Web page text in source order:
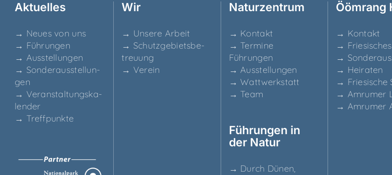
Aktu­el­les
→ Neu­es von uns
→ Füh­run­gen
→ Aus­stel­lun­gen
→ Son­der­aus­stel­lun­
gen
→ Ver­an­stal­tungs­ka­
len­der
→ Treff­punk­te
Wir
→ Unse­re Arbeit
→ Schutz­ge­biets­be­
treu­ung
→ Ver­ein
Natur­zen­trum
→ Kon­takt
→ Ter­mi­ne
Führungen
→ Aus­stel­lun­gen
→ Watt­werk­statt
→ Team
Füh­run­gen in
der Natur
→ Durch Dünen,
Ööm­rang
→ Kon­takt
→
→
→ Hei­ra­ten
→ Frie­si­sche
→ Amru­mer
→ Amru­mer